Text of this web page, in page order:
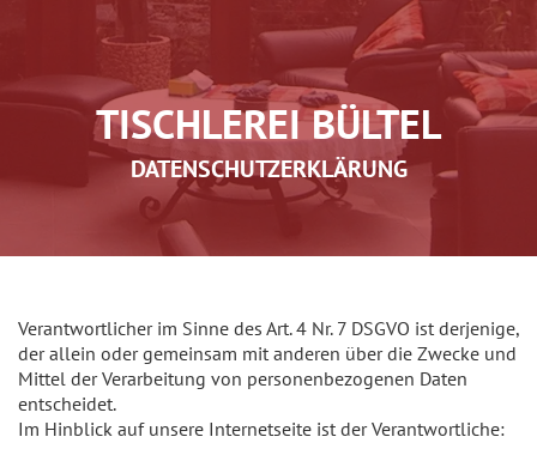
TISCHLEREI BÜLTEL
DATENSCHUTZERKLÄRUNG
Verantwortlicher im Sinne des Art. 4 Nr. 7 DSGVO ist derjenige,
der allein oder gemeinsam mit anderen über die Zwecke und
Mittel der Verarbeitung von personenbezogenen Daten
entscheidet.
Im Hinblick auf unsere Internetseite ist der Verantwortliche: